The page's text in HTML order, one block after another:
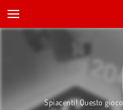
Spiacenti! Questo